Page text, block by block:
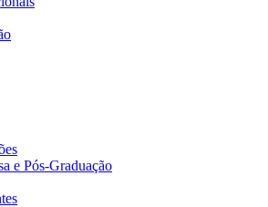
e Pós-Graduação